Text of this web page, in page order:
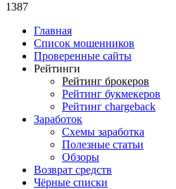
1387
Главная
Список мошенников
Проверенные сайты
Рейтинги
Рейтинг брокеров
Рейтинг букмекеров
Рейтинг chargeback
Заработок
Схемы заработка
Полезные статьи
Обзоры
Возврат средств
Чёрные списки